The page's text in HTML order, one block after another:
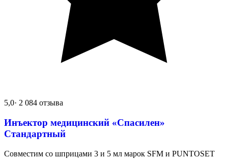
5,0· 2 084 отзыва
Инъектор медицинский «Спасилен»
Стандартный
Совместим со шприцами 3 и 5 мл марок SFM и PUNTOSET